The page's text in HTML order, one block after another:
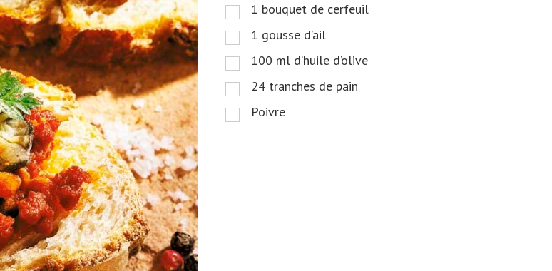
1 bouquet de cerfeuil
1 gousse d’ail
100 ml d’huile d’olive
24 tranches de pain
Poivre